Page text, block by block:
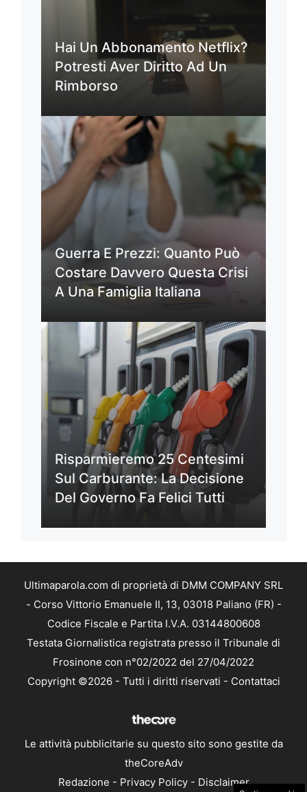
Hai Un Abbonamento Netflix?
Potresti Aver Diritto Ad Un
Rimborso
Guerra E Prezzi: Quanto Può
Costare Davvero Questa Crisi
A Una Famiglia Italiana
Risparmieremo 25 Centesimi
Sul Carburante: La Decisione
Del Governo Fa Felici Tutti
Ultimaparola.com di proprietà di DMM COMPANY SRL
- Corso Vittorio Emanuele II, 13, 03018 Paliano (FR) -
Codice Fiscale e Partita I.V.A. 03144800608
Testata Giornalistica registrata presso il Tribunale di
Frosinone con n°02/2022 del 27/04/2022
Copyright ©2026 - Tutti i diritti riservati - Contattaci
Le attività pubblicitarie su questo sito sono gestite da
theCoreAdv
Redazione - Privacy Policy- Disclaimer